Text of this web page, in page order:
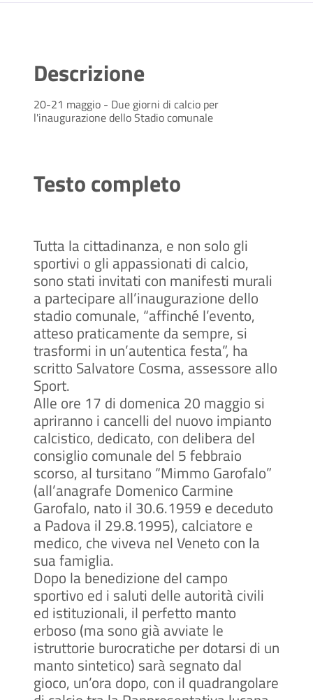
Descrizione
20-21 maggio - Due giorni di calcio per
l'inaugurazione dello Stadio comunale
Testo completo
Tutta la cittadinanza, e non solo gli
sportivi o gli appassionati di calcio,
sono stati invitati con manifesti murali
a partecipare all’inaugurazione dello
stadio comunale, “affinché l’evento,
atteso praticamente da sempre, si
trasformi in un’autentica festa”, ha
scritto Salvatore Cosma, assessore allo
Sport.
Alle ore 17 di domenica 20 maggio si
apriranno i cancelli del nuovo impianto
calcistico, dedicato, con delibera del
consiglio comunale del 5 febbraio
scorso, al tursitano “Mimmo Garofalo”
(all’anagrafe Domenico Carmine
Garofalo, nato il 30.6.1959 e deceduto
a Padova il 29.8.1995), calciatore e
medico, che viveva nel Veneto con la
sua famiglia.
Dopo la benedizione del campo
sportivo ed i saluti delle autorità civili
ed istituzionali, il perfetto manto
erboso (ma sono già avviate le
istruttorie burocratiche per dotarsi di un
manto sintetico) sarà segnato dal
gioco, un’ora dopo, con il quadrangolare